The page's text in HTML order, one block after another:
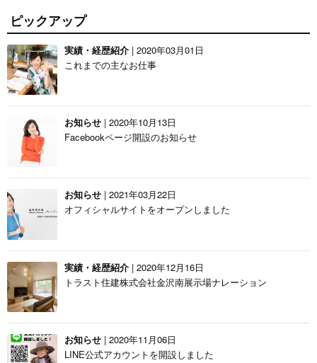
ピックアップ
実績・経歴紹介 | 2020年03月01日
これまでの主なお仕事
お知らせ | 2020年10月13日
Facebookページ開設のお知らせ
お知らせ | 2021年03月22日
オフィシャルサイトをオープンしました
実績・経歴紹介 | 2020年12月16日
トラスト住建株式会社金沢南展示場ナレーション
お知らせ | 2020年11月06日
LINE公式アカウントを開設しました